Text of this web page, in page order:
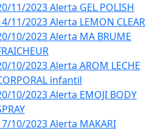
11/2023 Alerta GEL POLISH
11/2023 Alerta LEMON CLEAR
10/2023 Alerta MA BRUME
10/2023 Alerta AROM LECHE
infantil
10/2023 Alerta EMOJI BODY
10/2023 Alerta MAKARI